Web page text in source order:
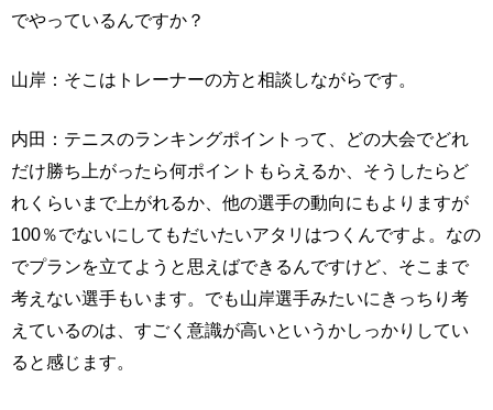
でやっているんですか？
山岸：そこはトレーナーの方と相談しながらです。
内田：テニスのランキングポイントって、どの大会でどれ
だけ勝ち上がったら何ポイントもらえるか、そうしたらど
れくらいまで上がれるか、他の選手の動向にもよりますが
100％でないにしてもだいたいアタリはつくんですよ。なの
でプランを立てようと思えばできるんですけど、そこまで
考えない選手もいます。でも山岸選手みたいにきっちり考
えているのは、すごく意識が高いというかしっかりしてい
ると感じます。